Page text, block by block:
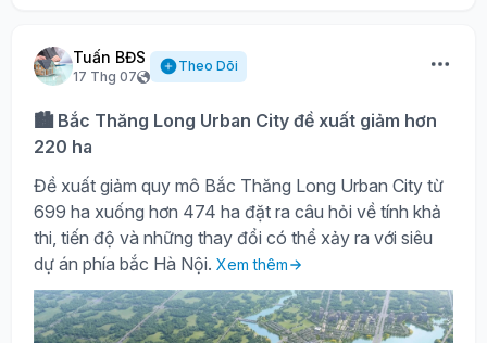
Tuấn BĐS
17 Thg 07
Theo Dõi
🏙️ Bắc Thăng Long Urban City đề xuất giảm hơn
220 ha
Đề xuất giảm quy mô Bắc Thăng Long Urban City từ
699 ha xuống hơn 474 ha đặt ra câu hỏi về tính khả
thi, tiến độ và những thay đổi có thể xảy ra với siêu
dự án phía bắc Hà Nội. Xem thêm